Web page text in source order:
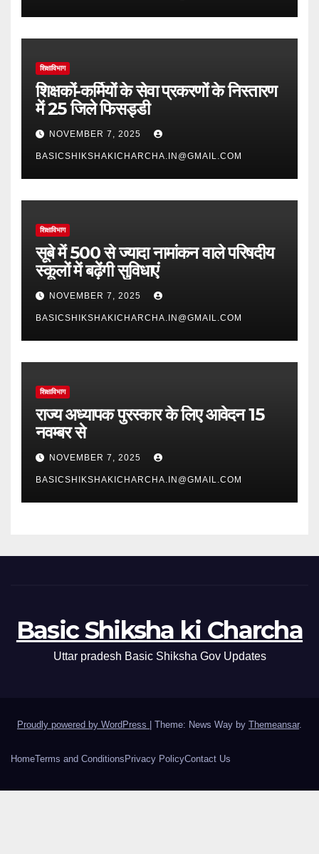
शिक्षाविभाग
शिक्षकों-कर्मियों के सेवा प्रकरणों के निस्तारण
में 25 जिले फिसड्डी
NOVEMBER 7, 2025
BASICSHIKSHAKICHARCHA.IN@GMAIL.COM
शिक्षाविभाग
सूबे में 500 से ज्यादा नामांकन वाले परिषदीय
स्कूलों में बढ़ेंगी सुविधाएं
NOVEMBER 7, 2025
BASICSHIKSHAKICHARCHA.IN@GMAIL.COM
शिक्षाविभाग
राज्य अध्यापक पुरस्कार के लिए आवेदन 15
नवम्बर से
NOVEMBER 7, 2025
BASICSHIKSHAKICHARCHA.IN@GMAIL.COM
Basic Shiksha ki Charcha
Uttar pradesh Basic Shiksha Gov Updates
Proudly powered by WordPress | Theme: News Way by Themeansar.
HomeTerms and Conditions Privacy PolicyContact Us